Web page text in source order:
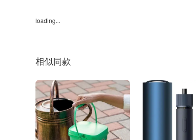
loading...
相似同款